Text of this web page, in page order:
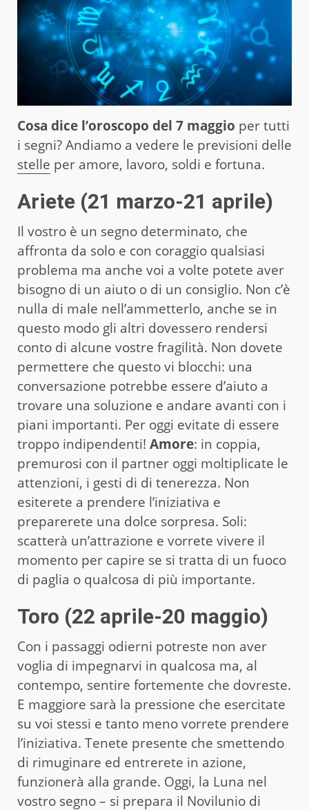
Cosa dice l’oroscopo del 7 maggio per tutti
i segni? Andiamo a vedere le previsioni delle
stelle per amore, lavoro, soldi e fortuna.
Ariete (21 marzo-21 aprile)
Il vostro è un segno determinato, che
affronta da solo e con coraggio qualsiasi
problema ma anche voi a volte potete aver
bisogno di un aiuto o di un consiglio. Non c’è
nulla di male nell’ammetterlo, anche se in
questo modo gli altri dovessero rendersi
conto di alcune vostre fragilità. Non dovete
permettere che questo vi blocchi: una
conversazione potrebbe essere d’aiuto a
trovare una soluzione e andare avanti con i
piani importanti. Per oggi evitate di essere
troppo indipendenti! Amore: in coppia,
premurosi con il partner oggi moltiplicate le
attenzioni, i gesti di di tenerezza. Non
esiterete a prendere l’iniziativa e
preparerete una dolce sorpresa. Soli:
scatterà un’attrazione e vorrete vivere il
momento per capire se si tratta di un fuoco
di paglia o qualcosa di più importante.
Toro (22 aprile-20 maggio)
Con i passaggi odierni potreste non aver
voglia di impegnarvi in qualcosa ma, al
contempo, sentire fortemente che dovreste.
E maggiore sarà la pressione che esercitate
su voi stessi e tanto meno vorrete prendere
l’iniziativa. Tenete presente che smettendo
di rimuginare ed entrerete in azione,
funzionerà alla grande. Oggi, la Luna nel
vostro segno – si prepara il Novilunio di